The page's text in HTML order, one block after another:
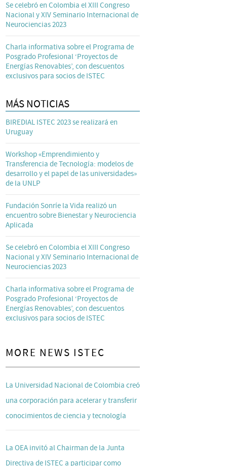
Se celebró en Colombia el XIII Congreso
Nacional y XIV Seminario Internacional de
Neurociencias 2023
Charla informativa sobre el Programa de
Posgrado Profesional ‘Proyectos de
Energías Renovables’, con descuentos
exclusivos para socios de ISTEC
MÁS NOTICIAS
BIREDIAL ISTEC 2023 se realizará en
Uruguay
Workshop «Emprendimiento y
Transferencia de Tecnología: modelos de
desarrollo y el papel de las universidades»
de la UNLP
Fundación Sonríe la Vida realizó un
encuentro sobre Bienestar y Neurociencia
Aplicada
Se celebró en Colombia el XIII Congreso
Nacional y XIV Seminario Internacional de
Neurociencias 2023
Charla informativa sobre el Programa de
Posgrado Profesional ‘Proyectos de
Energías Renovables’, con descuentos
exclusivos para socios de ISTEC
MORE NEWS ISTEC
La Universidad Nacional de Colombia creó
una corporación para acelerar y transferir
conocimientos de ciencia y tecnología
La OEA invitó al Chairman de la Junta
Directiva de ISTEC a participar como